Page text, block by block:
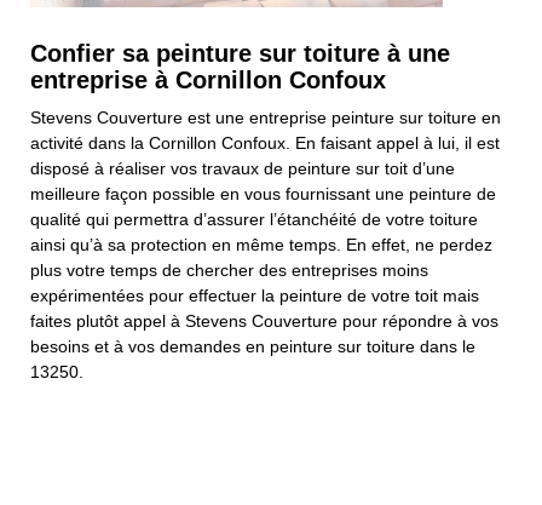
Confier sa peinture sur toiture à une
entreprise à Cornillon Confoux
Stevens Couverture est une entreprise peinture sur toiture en
activité dans la Cornillon Confoux. En faisant appel à lui, il est
disposé à réaliser vos travaux de peinture sur toit d’une
meilleure façon possible en vous fournissant une peinture de
qualité qui permettra d’assurer l’étanchéité de votre toiture
ainsi qu’à sa protection en même temps. En effet, ne perdez
plus votre temps de chercher des entreprises moins
expérimentées pour effectuer la peinture de votre toit mais
faites plutôt appel à Stevens Couverture pour répondre à vos
besoins et à vos demandes en peinture sur toiture dans le
13250.